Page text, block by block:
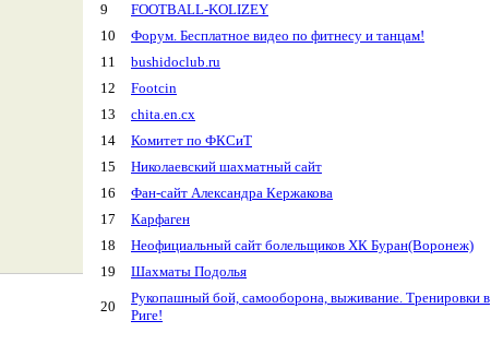
9
FOOTBALL-KOLIZEY
10
Форум. Бесплатное видео по фитнесу и танцам!
11
bushidoclub.ru
12
Footcin
13
chita.en.cx
14
Комитет по ФКСиТ
15
Николаевский шахматный сайт
16
Фан-сайт Александра Кержакова
17
Карфаген
18
Неофициальный сайт болельщиков ХК Буран(Воронеж)
19
Шахматы Подолья
20
Рукопашный бой, самооборона, выживание. Тренировки в
Риге!